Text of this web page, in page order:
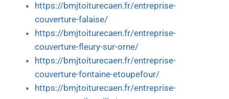
https://bmjtoiturecaen.fr/entreprise-
couverture-falaise/
https://bmjtoiturecaen.fr/entreprise-
couverture-fleury-sur-orne/
https://bmjtoiturecaen.fr/entreprise-
couverture-fontaine-etoupefour/
https://bmjtoiturecaen.fr/entreprise-